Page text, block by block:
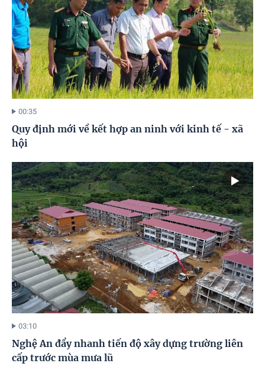
00:35
Quy định mới về kết hợp an ninh với kinh tế - xã
hội
03:10
Nghệ An đẩy nhanh tiến độ xây dựng trường liên
cấp trước mùa mưa lũ